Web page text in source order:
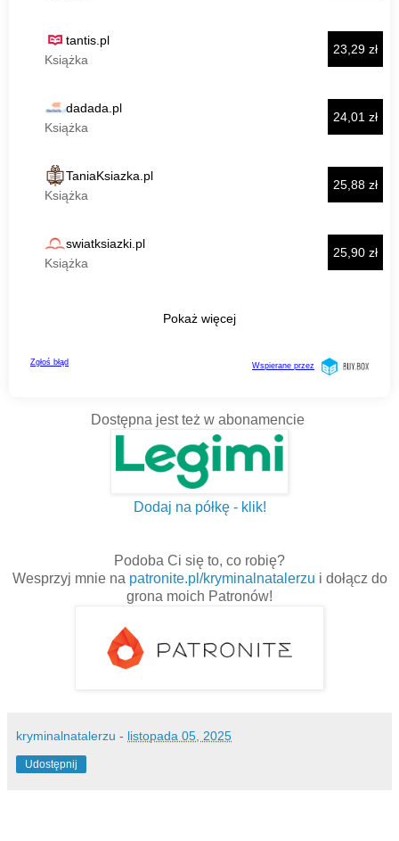
Dostępna jest też w abonamencie
Dodaj na półkę - klik!
Podoba Ci się to, co robię?
Wesprzyj mnie na patronite.pl/kryminalnatalerzu i dołącz do
grona moich Patronów!
kryminalnatalerzu - listopada 05, 2025
Udostępnij